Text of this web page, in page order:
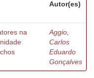
Autor(es)
na
Aggio,
Carlos
Eduardo
Gonçalves